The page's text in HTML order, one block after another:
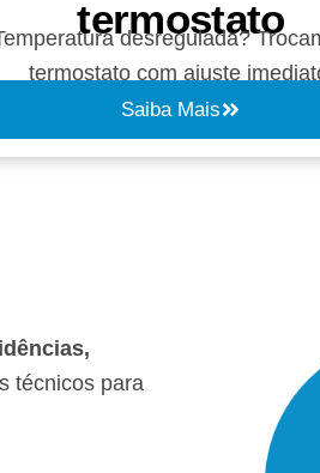
termostato
desregulada?
termostato com ajuste
Saiba Mais
técnicos para